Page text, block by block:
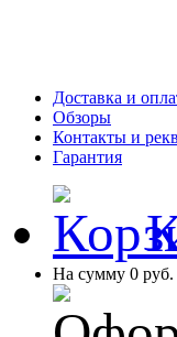
Доставка и
Обзоры
Контакты и
Гарантия
На сумму 0 руб.